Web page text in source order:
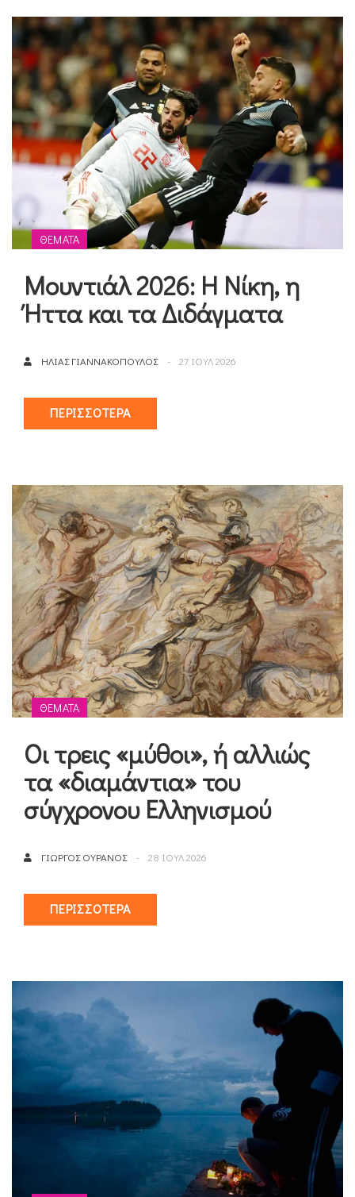
ΘΈΜΑΤΑ
Μουντιάλ 2026: Η Νίκη, η
Ήττα και τα Διδάγματα
ΗΛΊΑΣ ΓΙΑΝΝΑΚΌΠΟΥΛΟΣ 27 ΙΟΥΛ 2026
ΠΕΡΙΣΣΌΤΕΡΑ
ΘΈΜΑΤΑ
Οι τρεις «μύθοι», ή αλλιώς
τα «διαμάντια» του
σύγχρονου Ελληνισμού
ΓΙΏΡΓΟΣ ΟΥΡΑΝΌΣ 28 ΙΟΥΛ 2026
ΠΕΡΙΣΣΌΤΕΡΑ